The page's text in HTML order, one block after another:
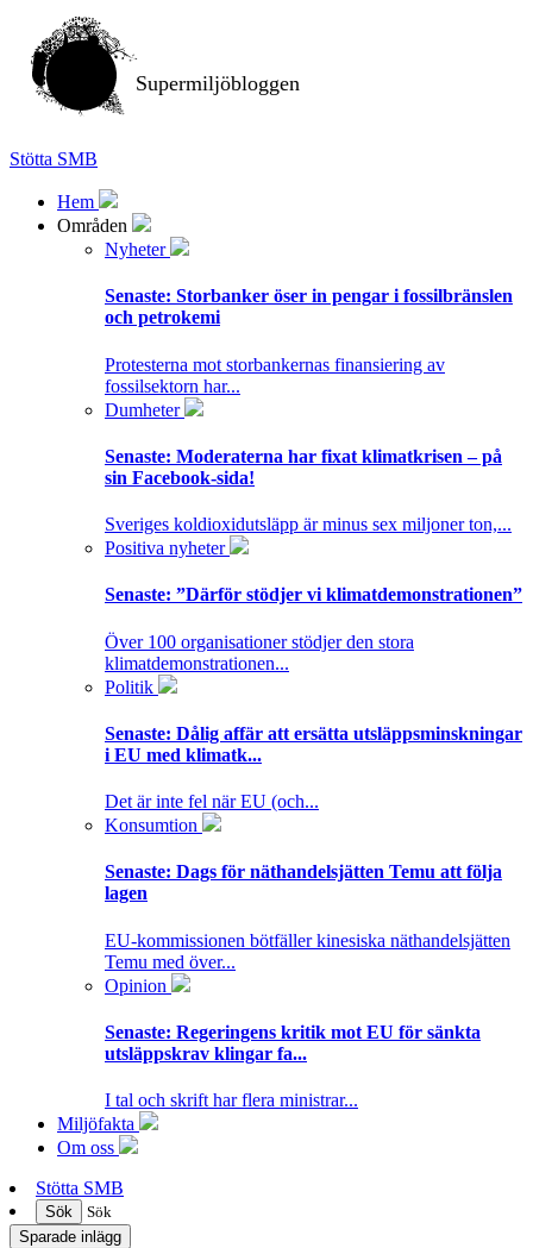
Supermiljöbloggen
Stötta SMB
Hem
Områden
Nyheter
Senaste: Storbanker öser in pengar i fossilbränslen
och petrokemi
Protesterna mot storbankernas finansiering av
fossilsektorn har...
Dumheter
Senaste: Moderaterna har fixat klimatkrisen – på
sin Facebook-sida!
Sveriges koldioxidutsläpp är minus sex miljoner ton,...
Positiva nyheter
Senaste: ”Därför stödjer vi klimatdemonstrationen”
Över 100 organisationer stödjer den stora
klimatdemonstrationen...
Politik
Senaste: Dålig affär att ersätta utsläppsminskningar
i EU med klimatk...
Det är inte fel när EU (och...
Konsumtion
Senaste: Dags för näthandelsjätten Temu att följa
lagen
EU-kommissionen bötfäller kinesiska näthandelsjätten
Temu med över...
Opinion
Senaste: Regeringens kritik mot EU för sänkta
utsläppskrav klingar fa...
I tal och skrift har flera ministrar...
Miljöfakta
Om oss
Stötta SMB
Sök
Sök
Sparade inlägg